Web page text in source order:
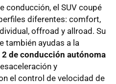
conducción, el SUV coupé
diferentes: comfort,
offroad y allroad. Su
también ayudas a la
de conducción autónoma
y
el control de velocidad de